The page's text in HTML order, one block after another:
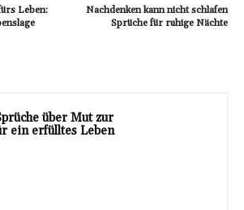
Leben:
Nachdenken kann nicht schlafen
Sprüche für ruhige Nächte
über Mut zur
ein erfülltes Leben